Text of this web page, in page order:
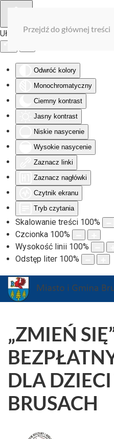
Ułatwienia dostępu
Odwróć kolory
Monochromatyczny
Ciemny kontrast
Jasny kontrast
Niskie nasycenie
Wysokie nasycenie
Zaznacz linki
Zaznacz nagłówki
Czytnik ekranu
Tryb czytania
Skalowanie treści 100%
Czcionka 100%
Wysokość linii 100%
Odstęp liter 100%
Przejdź do głównej treści
„ZMIEŃ
DLA
BRUSACH